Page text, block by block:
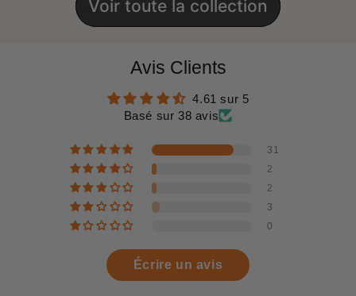
Voir toute la collection
Avis Clients
4.61 sur 5
Basé sur 38 avis
31
2
2
3
0
Écrire un avis